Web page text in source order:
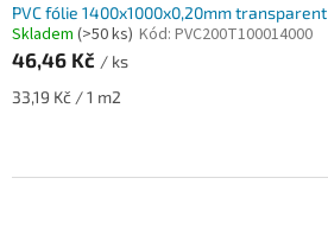
PVC fólie 1400x1000x0,20mm transparent
Skladem (>50 ks) Kód: PVC200T100014000
46,46 Kč / ks
Měrná
33,19 Kč / 1 m2